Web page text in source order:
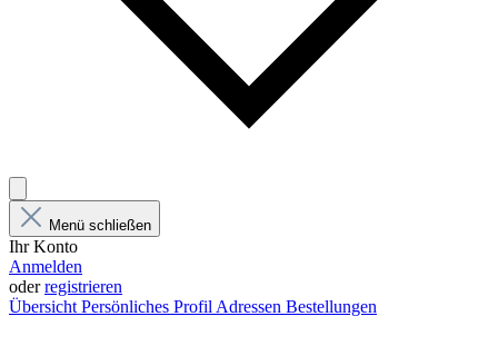
Menü schließen
Ihr Konto
Anmelden
oderregistrieren
Übersicht Persönliches Profil Adressen Bestellungen